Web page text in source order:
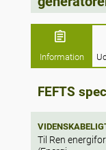
moving
conversion
modules
than about
Information
FEFTS
Til Ren